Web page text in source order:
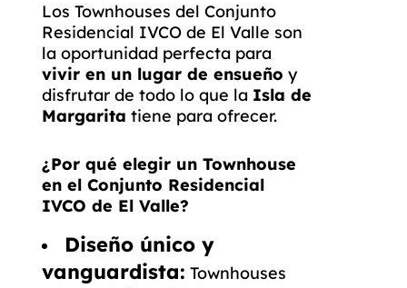
Los Townhouses del Conjunto
Residencial IVCO de El Valle son
la oportunidad perfecta para
vivir en un lugar de ensueño y
disfrutar de todo lo que la Isla de
Margarita tiene para ofrecer.
¿Por qué elegir un Townhouse
en el Conjunto Residencial
IVCO de El Valle?
Diseño único y
vanguardista: Townhouses